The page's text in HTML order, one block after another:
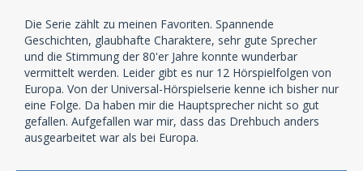
Die Serie zählt zu meinen Favoriten. Spannende
Geschichten, glaubhafte Charaktere, sehr gute Sprecher
und die Stimmung der 80'er Jahre konnte wunderbar
vermittelt werden. Leider gibt es nur 12 Hörspielfolgen von
Europa. Von der Universal-Hörspielserie kenne ich bisher nur
eine Folge. Da haben mir die Hauptsprecher nicht so gut
gefallen. Aufgefallen war mir, dass das Drehbuch anders
ausgearbeitet war als bei Europa.